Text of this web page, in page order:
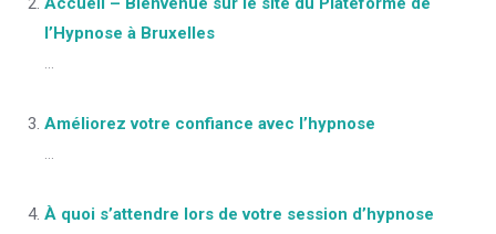
l’Hypnose à Bruxelles
...
Améliorez votre confiance avec l’hypnose
...
À quoi s’attendre lors de votre session d’hypnose